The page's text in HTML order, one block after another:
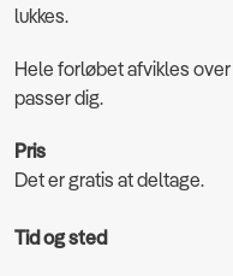
lukkes.
Hele forløbet afvikles
passer dig.
Pris
Det er gratis at deltage.
Tid og sted